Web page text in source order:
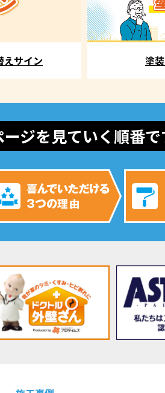
えサイン 塗
ジを見ていく順番